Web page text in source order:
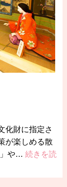
化財に指定さ
が楽しめる散
」や… 続きを読